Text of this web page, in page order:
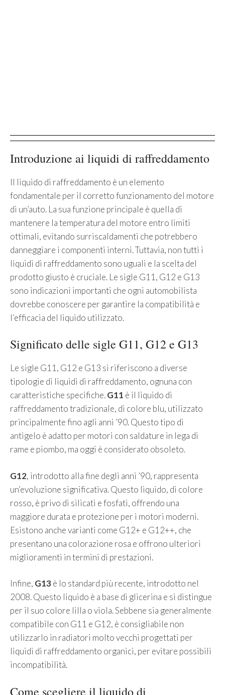
Introduzione ai liquidi di raffreddamento
Il liquido di raffreddamento è un elemento
fondamentale per il corretto funzionamento del motore
di un’auto. La sua funzione principale è quella di
mantenere la temperatura del motore entro limiti
ottimali, evitando surriscaldamenti che potrebbero
danneggiare i componenti interni. Tuttavia, non tutti i
liquidi di raffreddamento sono uguali e la scelta del
prodotto giusto è cruciale. Le sigle G11, G12 e G13
sono indicazioni importanti che ogni automobilista
dovrebbe conoscere per garantire la compatibilità e
l’efficacia del liquido utilizzato.
Significato delle sigle G11, G12 e G13
Le sigle G11, G12 e G13 si riferiscono a diverse
tipologie di liquidi di raffreddamento, ognuna con
caratteristiche specifiche.G11 è il liquido di
raffreddamento tradizionale, di colore blu, utilizzato
principalmente fino agli anni ’90. Questo tipo di
antigelo è adatto per motori con saldature in lega di
rame e piombo, ma oggi è considerato obsoleto.
G12, introdotto alla fine degli anni ’90, rappresenta
un’evoluzione significativa. Questo liquido, di colore
rosso, è privo di silicati e fosfati, offrendo una
maggiore durata e protezione per i motori moderni.
Esistono anche varianti come G12+ e G12++, che
presentano una colorazione rosa e offrono ulteriori
miglioramenti in termini di prestazioni.
Infine, G13è lo standard più recente, introdotto nel
2008. Questo liquido è a base di glicerina e si distingue
per il suo colore lilla o viola. Sebbene sia generalmente
compatibile con G11 e G12, è consigliabile non
utilizzarlo in radiatori molto vecchi progettati per
liquidi di raffreddamento organici, per evitare possibili
incompatibilità.
Come scegliere il liquido di